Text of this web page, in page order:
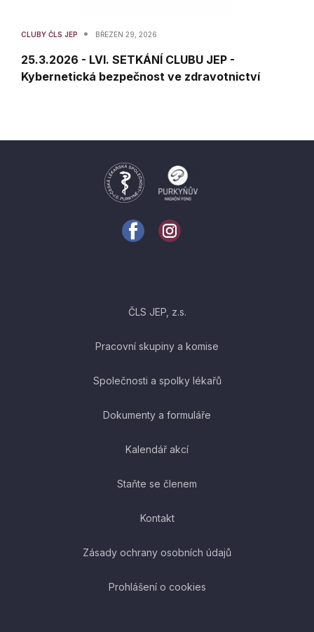
CLUBY ČLS JEP • BŘEZEN 29, 2026
25.3.2026 - LVI. SETKÁNÍ CLUBU JEP -
Kybernetická bezpečnost ve zdravotnictví
ČLS JEP, z.s.
Pracovní skupiny a komise
Společnosti a spolky lékařů
Dokumenty a formuláře
Kalendář akcí
Staňte se členem
Kontakt
Zásady ochrany osobních údajů
Prohlášení o cookies